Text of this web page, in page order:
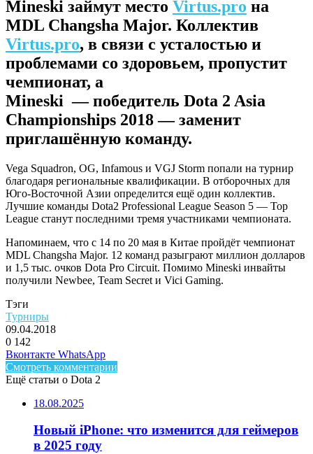
Mineski займут место Virtus.pro на
MDL Changsha Major. Коллектив
Virtus.pro, в связи с усталостью и
проблемами со здоровьем, пропустит
чемпионат, а
Mineski — победитель Dota 2 Asia
Championships 2018 — заменит
приглашённую команду.
Vega Squadron, OG, Infamous и VGJ Storm попали на турнир
благодаря региональные квалификации. В отборочных для
Юго-Восточной Азии определится ещё один коллектив.
Лучшие команды Dota2 Professional League Season 5 — Top
League станут последними тремя участниками чемпионата.
Напоминаем, что с 14 по 20 мая в Китае пройдёт чемпионат
MDL Changsha Major. 12 команд разыграют миллион долларов
и 1,5 тыс. очков Dota Pro Circuit. Помимо Mineski инвайты
получили Newbee, Team Secret и Vici Gaming.
Тэги
Турниры
09.04.2018
0 142
Facebook
Twitter
LinkedIn
Вконтакте WhatsAppTelegram
Смотреть комментарии
Ещё статьи о Dota 2
18.08.2025
Новый iPhone: что изменится для геймеров
в 2025 году